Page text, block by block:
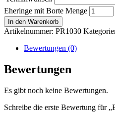
Eheringe mit Borte Menge
In den Warenkorb
Artikelnummer: PR1030
Bewertungen (0)
Bewertungen
Es gibt noch keine Bewertungen.
Schreibe die erste Bewertung für